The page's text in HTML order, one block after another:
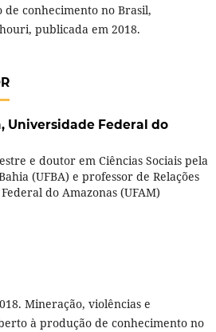
conhecimento no Brasil,
publicada em 2018.
Universidade Federal do
e doutor em Ciências Sociais pela
(UFBA) e professor de Relações
do Amazonas (UFAM)
Mineração, violências e
à produção de conhecimento no